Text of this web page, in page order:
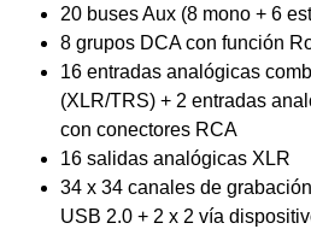
20 buses Aux (8 mono + 6
8 grupos DCA con función
16 entradas analógicas
(XLR/TRS) + 2 entradas
con conectores RCA
16 salidas analógicas XLR
34 x 34 canales de
USB 2.0 + 2 x 2 vía